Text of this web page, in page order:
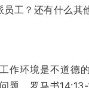
工？还有什么其
作环境是不道德
题。 罗马书